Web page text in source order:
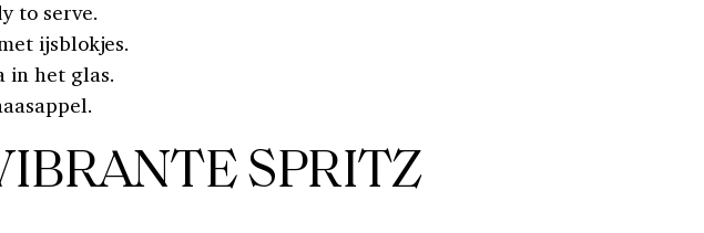
to serve.
ijsblokjes.
in het glas.
SPRITZ